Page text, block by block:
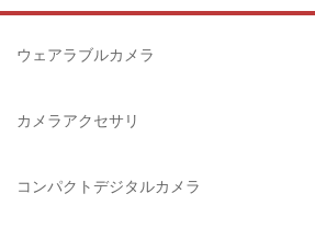
DIGITALKING（デジタルキング）
diagnl（ダイアグナル）
Lowepro（ロープロ）
BURTON（バートン）
ペンタックス系
ライカ系
中判海外系
ウェアラブルカメラ
カメラアクセサリ
コンパクトデジタルカメラ